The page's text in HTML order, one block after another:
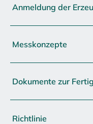
Anmeldung der
Messkonzepte
Dokumente zur
Richtlinie